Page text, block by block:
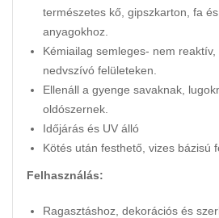
természetes kő, gipszkarton, fa
anyagokhoz.
Kémiailag semleges- nem
nedvszívó felületeken.
Ellenáll a gyenge savaknak,
oldószernek.
Időjárás és UV álló
Kötés után festhető, vizes bázisú
Felhasználás:
Ragasztáshoz, dekorációs és